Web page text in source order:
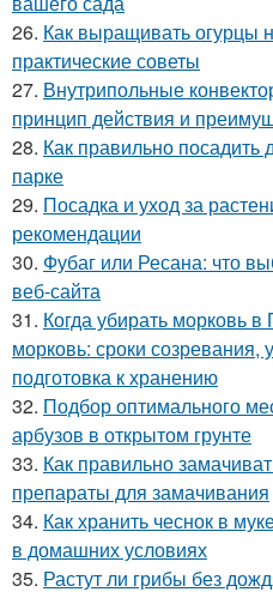
26. Как выращивать огурцы
практические советы
27. Внутрипольные
принцип действия и
28. Как правильно посадить
парке
29. Посадка и уход за
рекомендации
30. Фубаг или Ресана: что
веб-сайта
31. Когда убирать морковь
морковь: сроки созревания,
подготовка к хранению
32. Подбор оптимального
арбузов в открытом грунте
33. Как правильно
препараты для замачивания
34. Как хранить чеснок в
в домашних условиях
35. Растут ли грибы без